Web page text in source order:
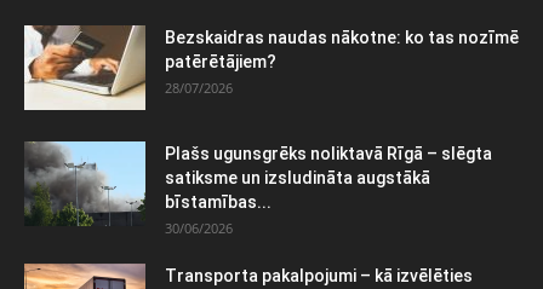
Bezskaidras naudas nākotne: ko tas nozīmē
patērētājiem?
28/07/2026
Plašs ugunsgrēks noliktavā Rīgā – slēgta
satiksme un izsludināta augstākā
bīstamības...
30/06/2026
Transporta pakalpojumi – kā izvēlēties